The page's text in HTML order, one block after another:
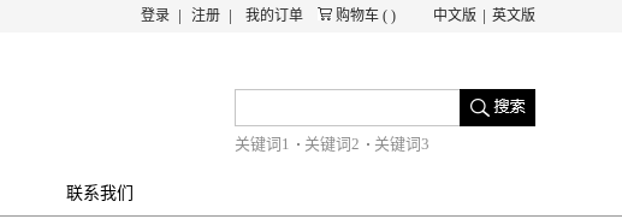
中文版 英文版
购物车 ( )
我的订单
登录 注册
关键词1 关键词2 关键词3
联系我们